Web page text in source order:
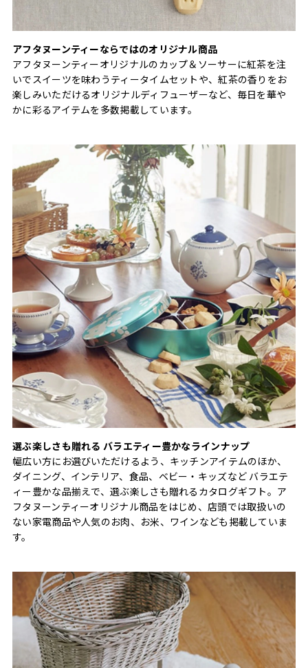
アフタヌーンティーならではのオリジナル商品
アフタヌーンティーオリジナルのカップ＆ソーサーに紅茶を注
いでスイーツを味わうティータイムセットや、紅茶の香りをお
楽しみいただけるオリジナルディフューザーなど、毎日を華や
かに彩るアイテムを多数掲載しています。
選ぶ楽しさも贈れる バラエティー豊かなラインナップ
幅広い方にお選びいただけるよう、キッチンアイテムのほか、
ダイニング、インテリア、食品、ベビー・キッズなど バラエテ
ィー豊かな品揃えで、選ぶ楽しさも贈れるカタログギフト。ア
フタヌーンティーオリジナル商品をはじめ、店頭では取扱いの
ない家電商品や人気のお肉、お米、ワインなども掲載していま
す。